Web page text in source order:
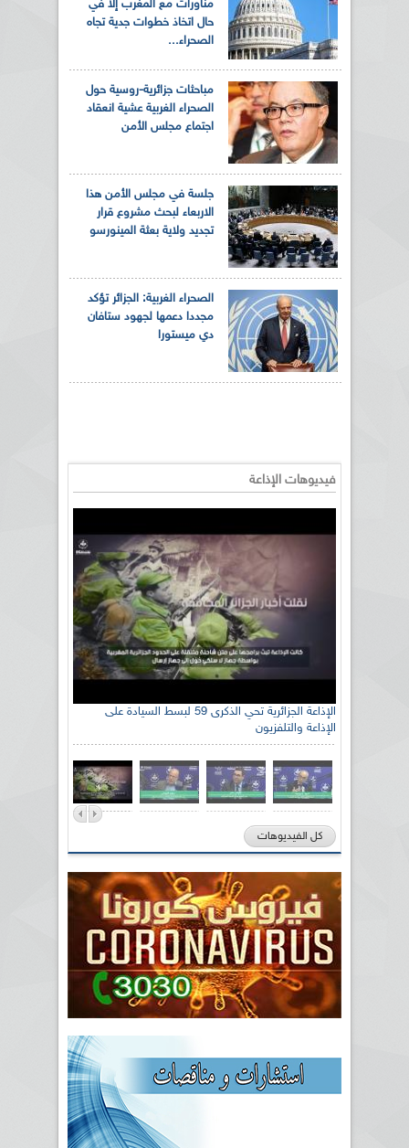
مناورات مع المغرب إلا في
حال اتخاذ خطوات جدية تجاه
الصحراء...
مباحثات جزائرية-روسية حول
الصحراء الغربية عشية انعقاد
اجتماع مجلس الأمن
جلسة في مجلس الأمن هذا
الاربعاء لبحث مشروع قرار
تجديد ولاية بعثة المينورسو
الصحراء الغربية: الجزائر تؤكد
مجددا دعمها لجهود ستافان
دي ميستورا
فيديوهات الإذاعة
الإذاعة الجزائرية تحي الذكرى 59 لبسط السيادة على
الإذاعة والتلفزيون
كل الفيديوهات